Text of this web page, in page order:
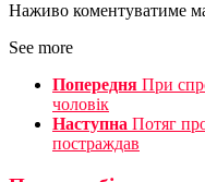
Наживо коментуватиме
See more
Попередня При
чоловік
Наступна Потяг
постраждав